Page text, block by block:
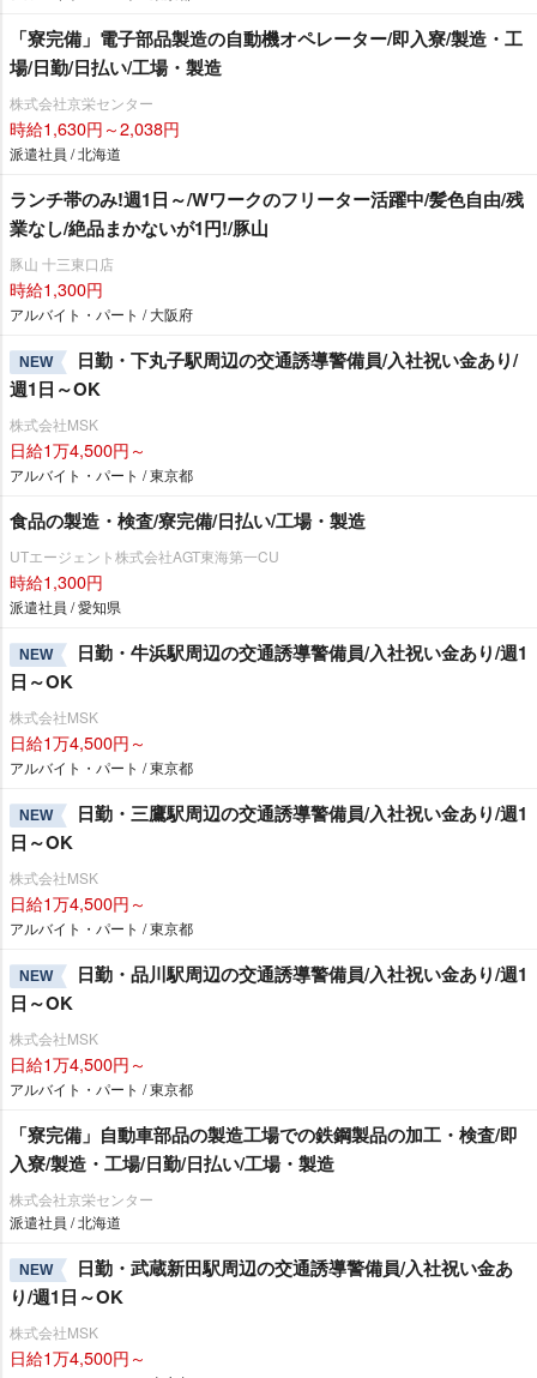
「寮完備」電子部品製造の自動機オペレーター/即入寮/製造・工
場/日勤/日払い/工場・製造
株式会社京栄センター
時給1,630円～2,038円
派遣社員 / 北海道
ランチ帯のみ!週1日～/Wワークのフリーター活躍中/髪色自由/残
業なし/絶品まかないが1円!/豚山
豚山 十三東口店
時給1,300円
アルバイト・パート / 大阪府
NEW
日勤・下丸子駅周辺の交通誘導警備員/入社祝い金あり/
週1日～OK
株式会社MSK
日給1万4,500円～
アルバイト・パート / 東京都
食品の製造・検査/寮完備/日払い/工場・製造
UTエージェント株式会社AGT東海第一CU
時給1,300円
派遣社員 / 愛知県
NEW
日勤・牛浜駅周辺の交通誘導警備員/入社祝い金あり/週1
日～OK
株式会社MSK
日給1万4,500円～
アルバイト・パート / 東京都
NEW
日勤・三鷹駅周辺の交通誘導警備員/入社祝い金あり/週1
日～OK
株式会社MSK
日給1万4,500円～
アルバイト・パート / 東京都
NEW
日勤・品川駅周辺の交通誘導警備員/入社祝い金あり/週1
日～OK
株式会社MSK
日給1万4,500円～
アルバイト・パート / 東京都
「寮完備」自動車部品の製造工場での鉄鋼製品の加工・検査/即
入寮/製造・工場/日勤/日払い/工場・製造
株式会社京栄センター
派遣社員 / 北海道
NEW
日勤・武蔵新田駅周辺の交通誘導警備員/入社祝い金あ
り/週1日～OK
株式会社MSK
日給1万4,500円～